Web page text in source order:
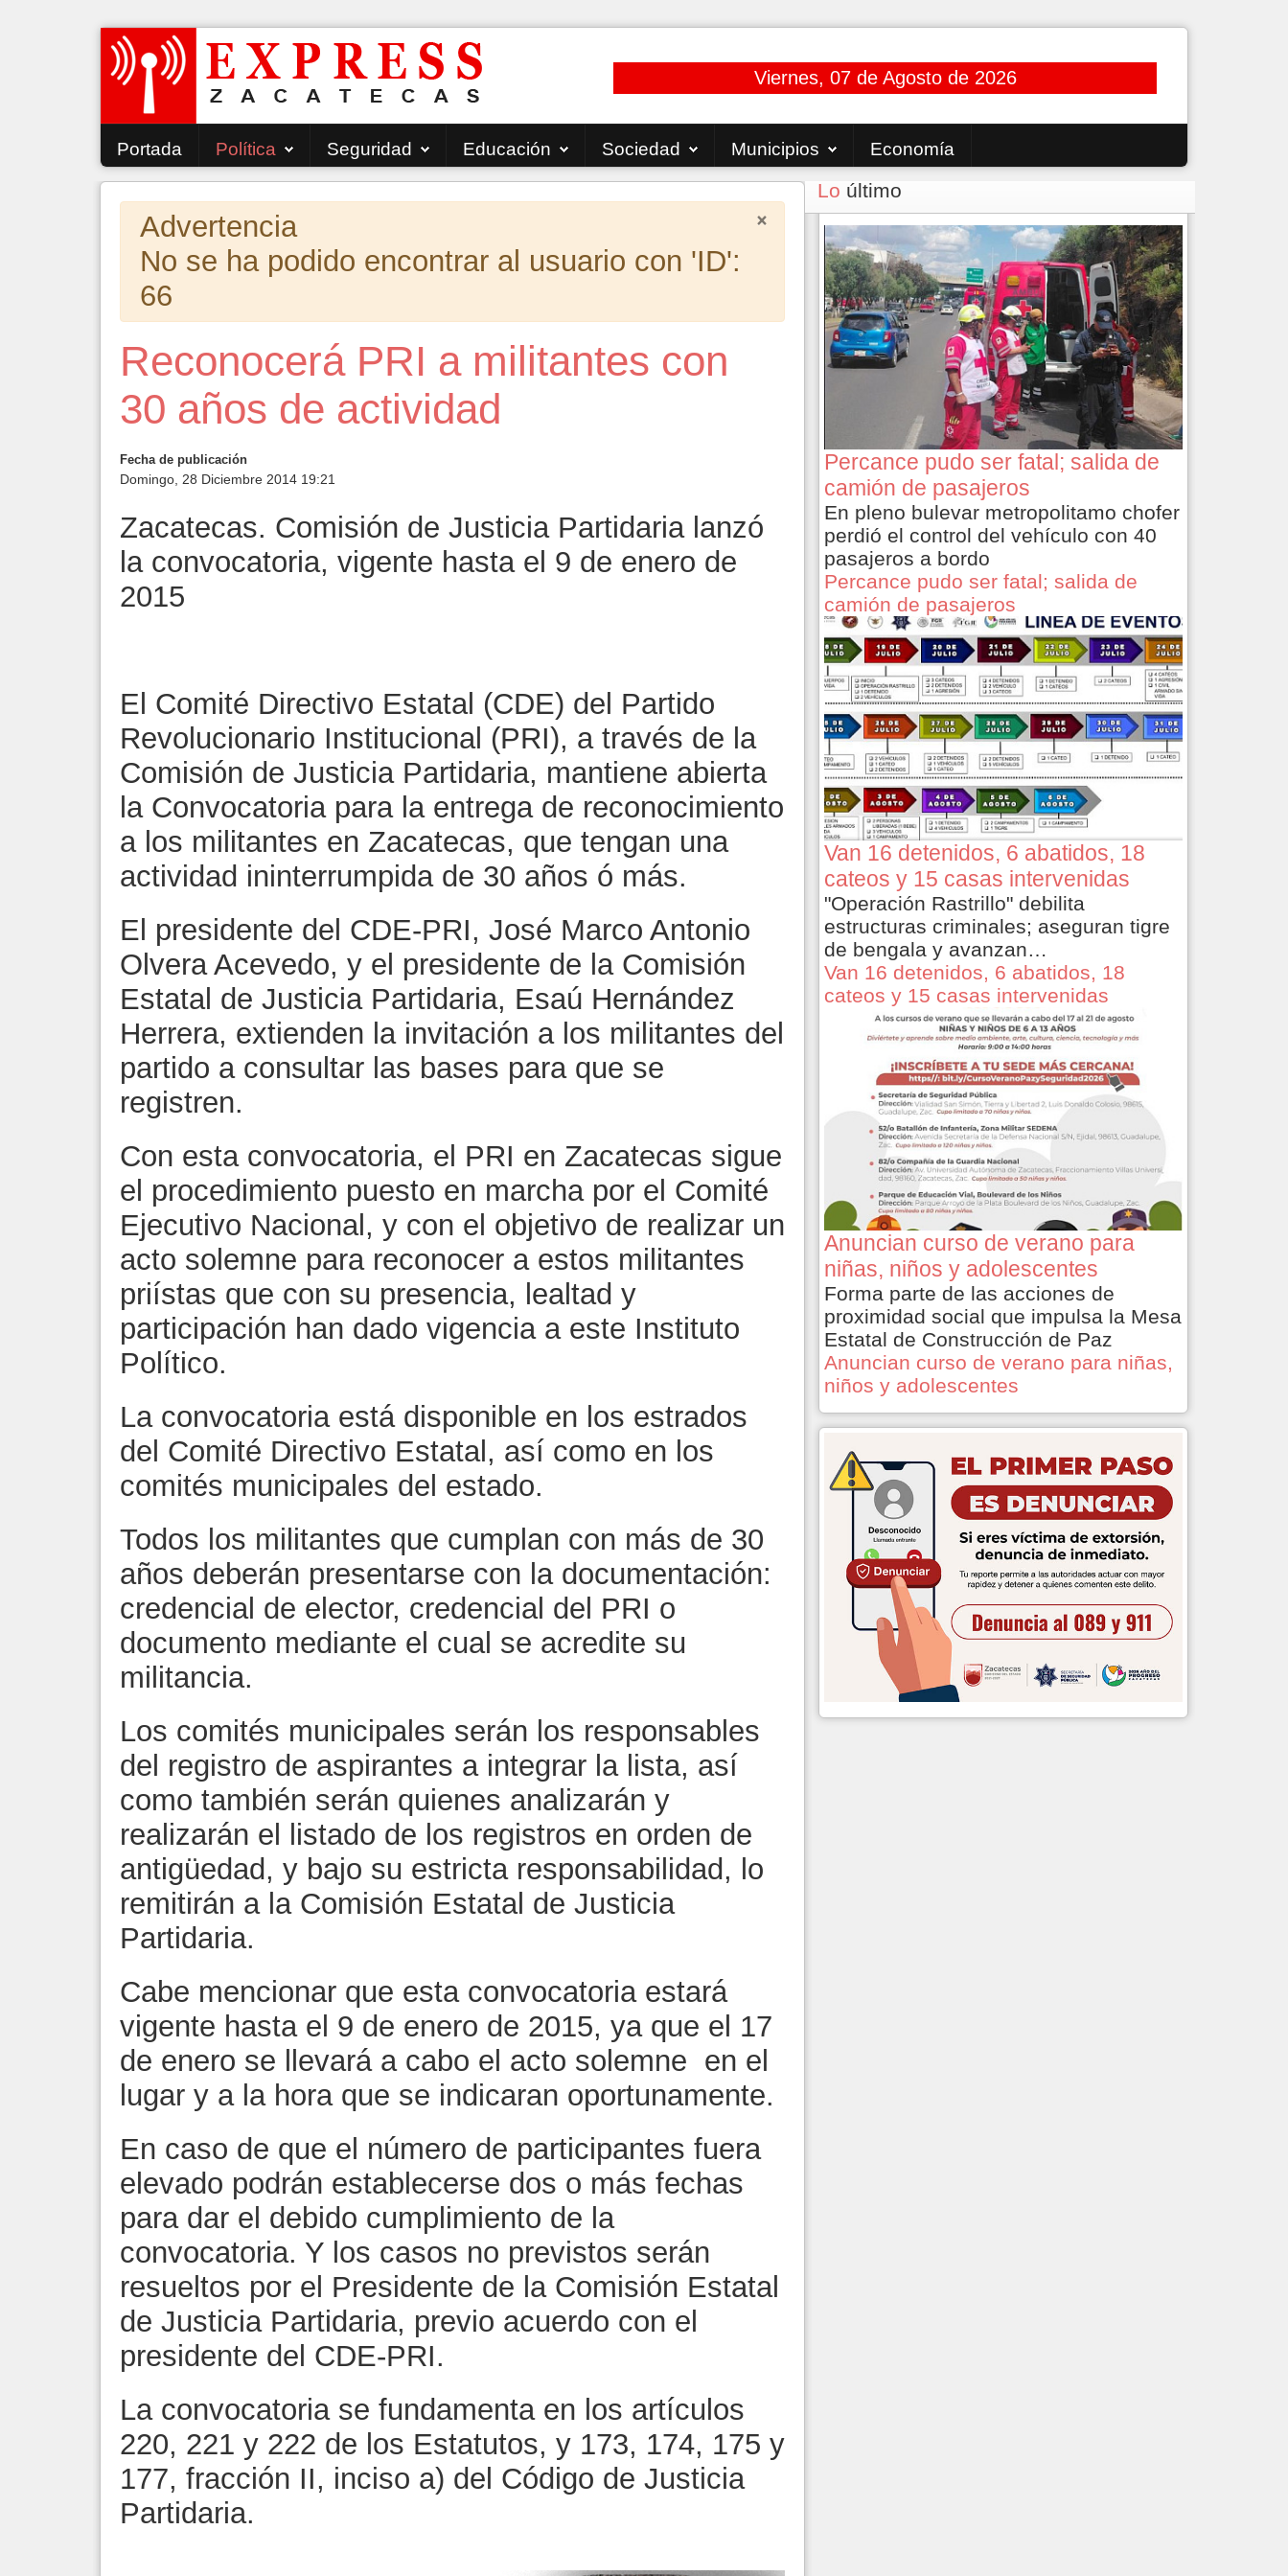
Viernes, 07 de Agosto de 2026
Portada Política Seguridad Educación Sociedad Municipios Economía
×
Advertencia
No se ha podido encontrar al usuario con 'ID':
66
Reconocerá PRI a militantes con
30 años de actividad
Fecha de publicación
Domingo, 28 Diciembre 2014 19:21
Zacatecas. Comisión de Justicia Partidaria lanzó
la convocatoria, vigente hasta el 9 de enero de
2015
El Comité Directivo Estatal (CDE) del Partido
Revolucionario Institucional (PRI), a través de la
Comisión de Justicia Partidaria, mantiene abierta
la Convocatoria para la entrega de reconocimiento
a los militantes en Zacatecas, que tengan una
actividad ininterrumpida de 30 años ó más.
El presidente del CDE-PRI, José Marco Antonio
Olvera Acevedo, y el presidente de la Comisión
Estatal de Justicia Partidaria, Esaú Hernández
Herrera, extienden la invitación a los militantes del
partido a consultar las bases para que se
registren.
Con esta convocatoria, el PRI en Zacatecas sigue
el procedimiento puesto en marcha por el Comité
Ejecutivo Nacional, y con el objetivo de realizar un
acto solemne para reconocer a estos militantes
priístas que con su presencia, lealtad y
participación han dado vigencia a este Instituto
Político.
La convocatoria está disponible en los estrados
del Comité Directivo Estatal, así como en los
comités municipales del estado.
Todos los militantes que cumplan con más de 30
años deberán presentarse con la documentación:
credencial de elector, credencial del PRI o
documento mediante el cual se acredite su
militancia.
Los comités municipales serán los responsables
del registro de aspirantes a integrar la lista, así
como también serán quienes analizarán y
realizarán el listado de los registros en orden de
antigüedad, y bajo su estricta responsabilidad, lo
remitirán a la Comisión Estatal de Justicia
Partidaria.
Cabe mencionar que esta convocatoria estará
vigente hasta el 9 de enero de 2015, ya que el 17
de enero se llevará a cabo el acto solemne en el
lugar y a la hora que se indicaran oportunamente.
En caso de que el número de participantes fuera
elevado podrán establecerse dos o más fechas
para dar el debido cumplimiento de la
convocatoria. Y los casos no previstos serán
resueltos por el Presidente de la Comisión Estatal
de Justicia Partidaria, previo acuerdo con el
presidente del CDE-PRI.
La convocatoria se fundamenta en los artículos
220, 221 y 222 de los Estatutos, y 173, 174, 175 y
177, fracción II, inciso a) del Código de Justicia
Partidaria.
Lo último
Percance pudo ser fatal; salida de
camión de pasajeros
En pleno bulevar metropolitamo chofer
perdió el control del vehículo con 40
pasajeros a bordo
Percance pudo ser fatal; salida de
camión de pasajeros
Van 16 detenidos, 6 abatidos, 18
cateos y 15 casas intervenidas
"Operación Rastrillo" debilita
estructuras criminales; aseguran tigre
de bengala y avanzan…
Van 16 detenidos, 6 abatidos, 18
cateos y 15 casas intervenidas
Anuncian curso de verano para
niñas, niños y adolescentes
Forma parte de las acciones de
proximidad social que impulsa la Mesa
Estatal de Construcción de Paz
Anuncian curso de verano para niñas,
niños y adolescentes